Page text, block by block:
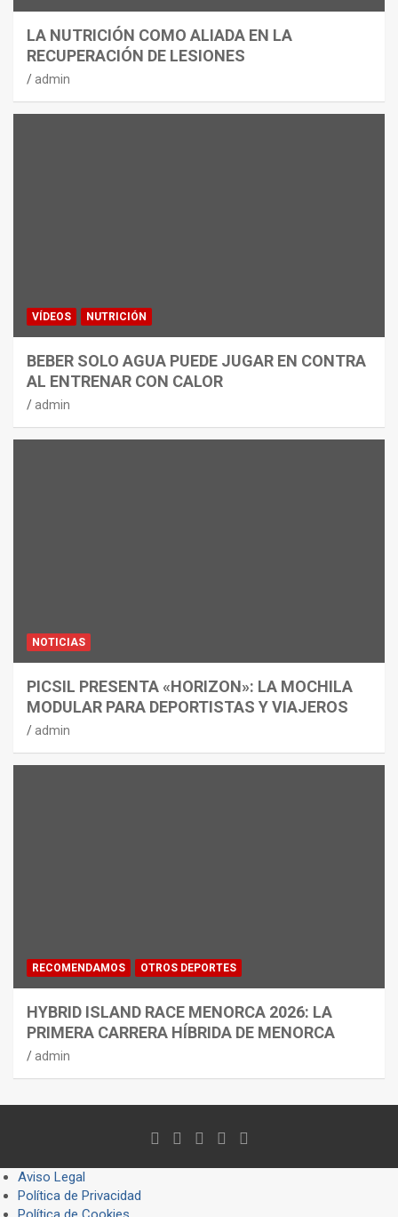
LA NUTRICIÓN COMO ALIADA EN LA
RECUPERACIÓN DE LESIONES
admin
VÍDEOS NUTRICIÓN
BEBER SOLO AGUA PUEDE JUGAR EN CONTRA
AL ENTRENAR CON CALOR
admin
NOTICIAS
PICSIL PRESENTA «HORIZON»: LA MOCHILA
MODULAR PARA DEPORTISTAS Y VIAJEROS
admin
RECOMENDAMOS OTROS DEPORTES
HYBRID ISLAND RACE MENORCA 2026: LA
PRIMERA CARRERA HÍBRIDA DE MENORCA
admin
Aviso Legal
Política de Privacidad